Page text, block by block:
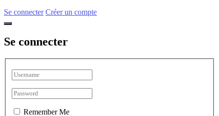
Se connecter Créer un compte
Se connecter
Remember Me